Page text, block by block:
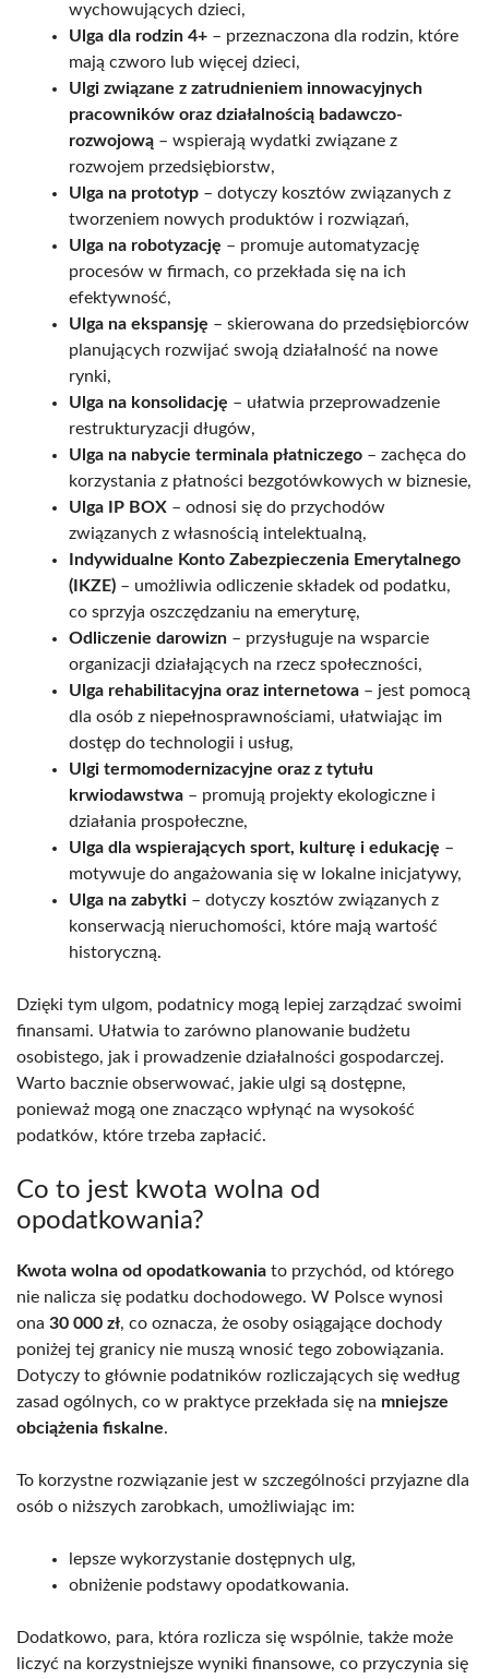
wychowujących dzieci,
Ulga dla rodzin 4+ – przeznaczona dla rodzin, które
mają czworo lub więcej dzieci,
Ulgi związane z zatrudnieniem innowacyjnych
pracowników oraz działalnością badawczo-
rozwojową – wspierają wydatki związane z
rozwojem przedsiębiorstw,
Ulga na prototyp – dotyczy kosztów związanych z
tworzeniem nowych produktów i rozwiązań,
Ulga na robotyzację – promuje automatyzację
procesów w firmach, co przekłada się na ich
efektywność,
Ulga na ekspansję – skierowana do przedsiębiorców
planujących rozwijać swoją działalność na nowe
rynki,
Ulga na konsolidację – ułatwia przeprowadzenie
restrukturyzacji długów,
Ulga na nabycie terminala płatniczego – zachęca do
korzystania z płatności bezgotówkowych w biznesie,
Ulga IP BOX – odnosi się do przychodów
związanych z własnością intelektualną,
Indywidualne Konto Zabezpieczenia Emerytalnego
(IKZE) – umożliwia odliczenie składek od podatku,
co sprzyja oszczędzaniu na emeryturę,
Odliczenie darowizn – przysługuje na wsparcie
organizacji działających na rzecz społeczności,
Ulga rehabilitacyjna oraz internetowa – jest pomocą
dla osób z niepełnosprawnościami, ułatwiając im
dostęp do technologii i usług,
Ulgi termomodernizacyjne oraz z tytułu
krwiodawstwa – promują projekty ekologiczne i
działania prospołeczne,
Ulga dla wspierających sport, kulturę i edukację –
motywuje do angażowania się w lokalne inicjatywy,
Ulga na zabytki – dotyczy kosztów związanych z
konserwacją nieruchomości, które mają wartość
historyczną.
Dzięki tym ulgom, podatnicy mogą lepiej zarządzać swoimi
finansami. Ułatwia to zarówno planowanie budżetu
osobistego, jak i prowadzenie działalności gospodarczej.
Warto bacznie obserwować, jakie ulgi są dostępne,
ponieważ mogą one znacząco wpłynąć na wysokość
podatków, które trzeba zapłacić.
Co to jest kwota wolna od
opodatkowania?
Kwota wolna od opodatkowania to przychód, od którego
nie nalicza się podatku dochodowego. W Polsce wynosi
ona 30 000 zł, co oznacza, że osoby osiągające dochody
poniżej tej granicy nie muszą wnosić tego zobowiązania.
Dotyczy to głównie podatników rozliczających się według
zasad ogólnych, co w praktyce przekłada się na mniejsze
obciążenia fiskalne.
To korzystne rozwiązanie jest w szczególności przyjazne dla
osób o niższych zarobkach, umożliwiając im:
lepsze wykorzystanie dostępnych ulg,
obniżenie podstawy opodatkowania.
Dodatkowo, para, która rozlicza się wspólnie, także może
liczyć na korzystniejsze wyniki finansowe, co przyczynia się